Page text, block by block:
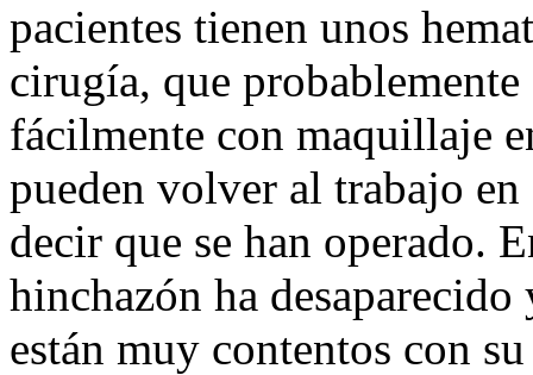
pacientes tienen unos
cirugía, que
fácilmente con maquillaje
pueden volver al trabajo en
decir que se han operado.
hinchazón ha
están muy contentos con